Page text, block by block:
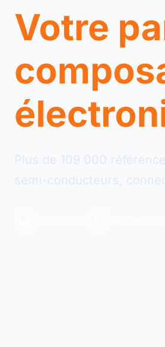
Votre